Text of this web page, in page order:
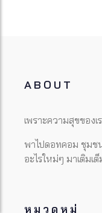
ABOUT
เพราะความสุขของเ
พาไปดอทคอม ชุมช
อะไรใหม่ๆ มาเติมเ
หมวดหมู่